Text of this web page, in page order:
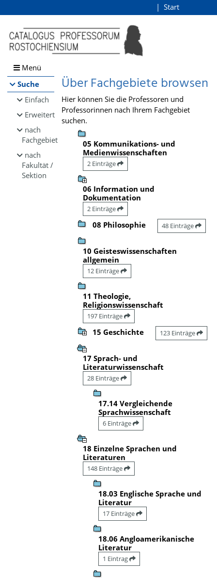
Browsen
direkt zum Inhalt
Start
Menü
Suche
Einfach
Erweitert
nach
Fachgebiet
nach
Fakultät /
Sektion
Über Fachgebiete browsen
Hier können Sie die Professoren und
Professorinnen nach Ihrem Fachgebiet
suchen.
05 Kommunikations- und
Medienwissenschaften
2 Einträge
06 Information und
Dokumentation
2 Einträge
08 Philosophie 48 Einträge
10 Geisteswissenschaften
allgemein
12 Einträge
11 Theologie,
Religionswissenschaft
197 Einträge
15 Geschichte 123 Einträge
17 Sprach- und
Literaturwissenschaft
28 Einträge
17.14 Vergleichende
Sprachwissenschaft
6 Einträge
18 Einzelne Sprachen und
Literaturen
148 Einträge
18.03 Englische Sprache und
Literatur
17 Einträge
18.06 Angloamerikanische
Literatur
1 Eintrag